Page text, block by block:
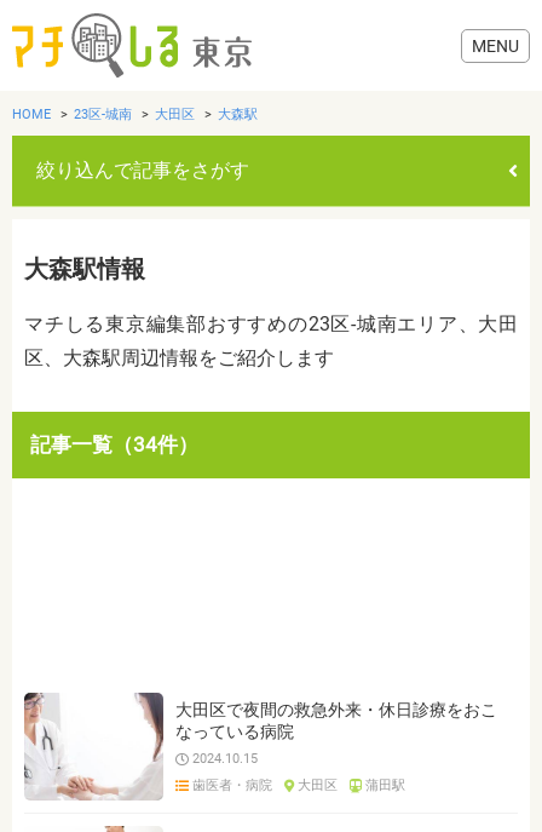
歯医者・病院
おでかけ
HOME 23区-城南 大田区 大森駅
絞り込んで記事をさがす
カテゴリを選ぶ
すべて グルメ 美容・健康 歯医者・病院 おでかけ
大森駅情報
マチしる東京編集部おすすめの23区-城南エリア、大田
区、大森駅周辺情報をご紹介します
記事一覧（34件）
大田区で夜間の救急外来・休日診療をおこ
なっている病院
2024.10.15
歯医者・病院
大田区 蒲田駅